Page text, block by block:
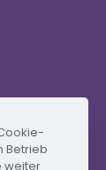
Betrieb
weiter